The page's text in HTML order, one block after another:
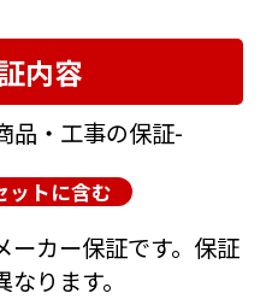
内容
品・工事の保証
ットに含む
ーカー保証です。保証
ります。